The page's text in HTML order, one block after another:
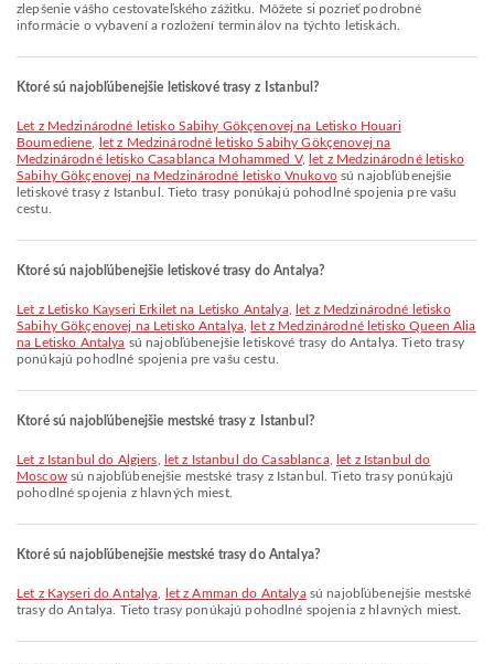
zlepšenie vášho cestovateľského zážitku. Môžete si pozrieť podrobné
informácie o vybavení a rozložení terminálov na týchto letiskách.
Ktoré sú najobľúbenejšie letiskové trasy z Istanbul?
let z Medzinárodné letisko Sabihy Gökçenovej na Letisko Houari
Boumediene
let z Medzinárodné letisko Sabihy Gökçenovej na
Medzinárodné letisko Casablanca Mohammed V,
let z Medzinárodné letisko
Sabihy Gökçenovej na Medzinárodné letisko Vnukovosú najobľúbenejšie
letiskové trasy z Istanbul. Tieto trasy ponúkajú pohodlné spojenia pre vašu
cestu.
Ktoré sú najobľúbenejšie letiskové trasy do Antalya?
let z Letisko Kayseri Erkilet na Letisko Antalya,
let z Medzinárodné letisko
Sabihy Gökçenovej na Letisko Antalya
let z Medzinárodné letisko Queen Alia
na Letisko Antalya sú najobľúbenejšie letiskové trasy do Antalya. Tieto trasy
ponúkajú pohodlné spojenia pre vašu cestu.
Ktoré sú najobľúbenejšie mestské trasy z Istanbul?
let z Istanbul do Algiers let z Istanbul do Casablanca,
let z Istanbul do
Moscowsú najobľúbenejšie mestské trasy z Istanbul. Tieto trasy ponúkajú
pohodlné spojenia z hlavných miest.
Ktoré sú najobľúbenejšie mestské trasy do Antalya?
let z Kayseri do Antalya let z Amman do Antalyasú najobľúbenejšie mestské
trasy do Antalya. Tieto trasy ponúkajú pohodlné spojenia z hlavných miest.